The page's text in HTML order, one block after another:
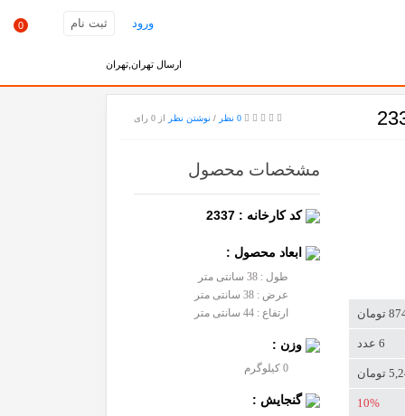
ورود ثبت نام 0
ارسال تهران,تهران
0 نظر / نوشتن نظر از 0 رای
6 عدد
10%
مشخصات محصول
کد کارخانه : 2337
ابعاد محصول :
طول : 38 سانتی متر
عرض : 38 سانتی متر
ارتفاع : 44 سانتی متر
وزن :
0 کیلوگرم
گنجایش :